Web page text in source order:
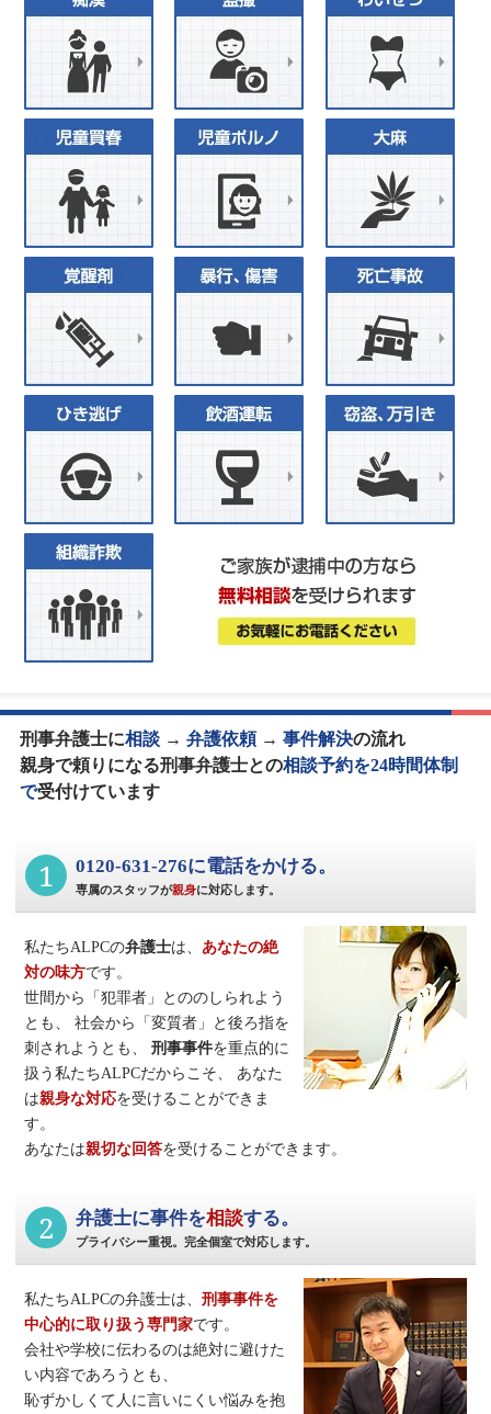
刑事弁護士に相談→ 弁護依頼→ 事件解決の流れ
親身で頼りになる刑事弁護士との相談予約を24時間体制
で受付けています
1 0120-631-276に電話をかける。
専属のスタッフが親身に対応します。
私たちALPCの弁護士は、 あなたの絶
対の味方です。
世間から「犯罪者」とののしられよう
とも、
社会から「変質者」と後ろ指を
刺されようとも、
刑事事件を重点的に
扱う私たちALPCだからこそ、
あなた
は親身な対応を受けることができま
す。
あなたは親切な回答を受けることができます。
2 弁護士に事件を相談する。
プライバシー重視。完全個室で対応します。
私たちALPCの弁護士は、刑事事件を
中心的に取り扱う専門家です。
会社や学校に伝わるのは絶対に避けた
い内容であろうとも、
恥ずかしくて人に言いにくい悩みを抱